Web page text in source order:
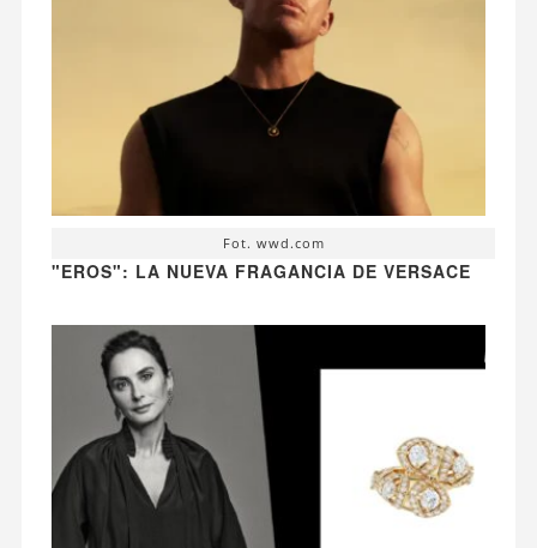
Fot. wwd.com
"EROS": LA NUEVA FRAGANCIA DE VERSACE